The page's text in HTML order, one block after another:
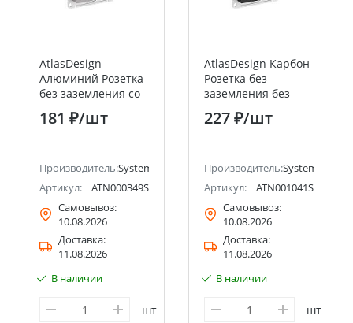
(ранее Schneider Electric)
AtlasDesign
Алюминий Розетка
без заземления со
шторками, 16А,
мех., быстрозажим.
181 ₽/шт
Производитель:Systeme Electric (ранее Schneider Electric)
Артикул:
ATN000349S
Самовывоз:
10.08.2026
Доставка:
11.08.2026
В наличии
шт
AtlasDesign Карбон
Розетка без
заземления без
шторок, 16А, мех.,
быстрозажим.
227 ₽/шт
Производитель:Systeme
Артикул:
ATN001041S
Самовывоз:
10.08.2026
Доставка:
11.08.2026
В наличии
шт